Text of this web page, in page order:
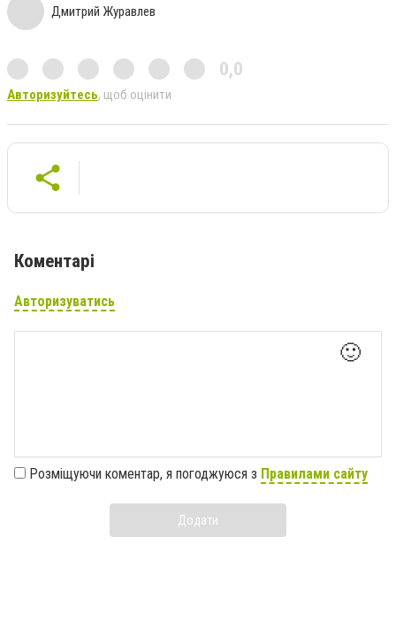
Дмитрий Журавлев
0,0
Авторизуйтесь, щоб оцінити
Коментарі
Авторизуватись
🙂
Розміщуючи коментар, я погоджуюся з Правилами сайту
Додати